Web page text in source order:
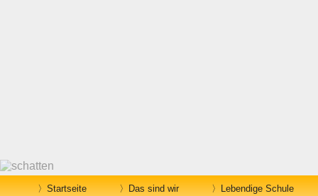
Startseite Das sind wir Lebendige Schule